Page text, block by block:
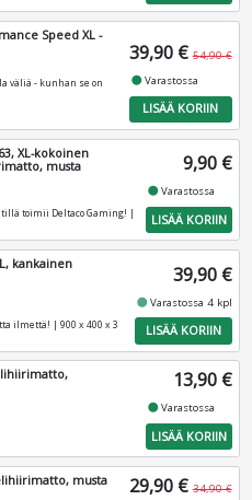
Speed XL -
väliä - kunhan se on
39,90 € 54,90 €
fiber_manual_recordVarastossa
LISÄÄ KORIIN
XL-kokoinen
musta
toimii Deltaco Gaming! |
9,90 €
fiber_manual_recordVarastossa
LISÄÄ KORIIN
kankainen
ilmettä! | 900 x 400 x 3
39,90 €
fiber_manual_recordVarastossa 4 kpl
LISÄÄ KORIIN
13,90 €
fiber_manual_recordVarastossa
LISÄÄ KORIIN
musta 29,90 € 34,90 €